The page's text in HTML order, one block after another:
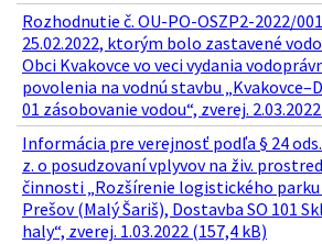
Rozhodnutie č. OU-PO-OSZP2-2022/
25.02.2022, ktorým bolo zastavené
Obci Kvakovce vo veci vydania
povolenia na vodnú stavbu
01 zásobovanie vodou“, zverej.
Informácia pre verejnosť podľa § 24 ods.
z. o posudzovaní vplyvov na živ.
činnosti „Rozšírenie logistického parku
Prešov (Malý Šariš), Dostavba SO 101
haly“, zverej. 1.03.2022 (157,4 kB)